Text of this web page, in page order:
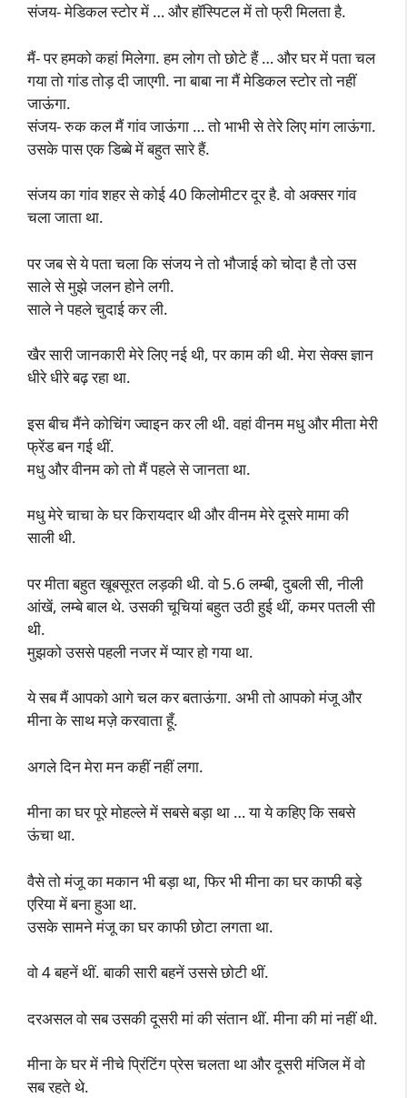
संजय- मेडिकल स्टोर में … और हॉस्पिटल में तो फ्री मिलता है.
मैं- पर हमको कहां मिलेगा. हम लोग तो छोटे हैं … और घर में पता चल
गया तो गांड तोड़ दी जाएगी. ना बाबा ना मैं मेडिकल स्टोर तो नहीं
जाऊंगा.
संजय- रुक कल मैं गांव जाऊंगा … तो भाभी से तेरे लिए मांग लाऊंगा.
उसके पास एक डिब्बे में बहुत सारे हैं.
संजय का गांव शहर से कोई 40 किलोमीटर दूर है. वो अक्सर गांव
चला जाता था.
पर जब से ये पता चला कि संजय ने तो भौजाई को चोदा है तो उस
साले से मुझे जलन होने लगी.
साले ने पहले चुदाई कर ली.
खैर सारी जानकारी मेरे लिए नई थी, पर काम की थी. मेरा सेक्स ज्ञान
धीरे धीरे बढ़ रहा था.
इस बीच मैंने कोचिंग ज्वाइन कर ली थी. वहां वीनम मधु और मीता मेरी
फ्रेंड बन गई थीं.
मधु और वीनम को तो मैं पहले से जानता था.
मधु मेरे चाचा के घर किरायदार थी और वीनम मेरे दूसरे मामा की
साली थी.
पर मीता बहुत खूबसूरत लड़की थी. वो 5.6 लम्बी, दुबली सी, नीली
आंखें, लम्बे बाल थे. उसकी चूचियां बहुत उठी हुई थीं, कमर पतली सी
थी.
मुझको उससे पहली नजर में प्यार हो गया था.
ये सब मैं आपको आगे चल कर बताऊंगा. अभी तो आपको मंजू और
मीना के साथ मज़े करवाता हूँ.
अगले दिन मेरा मन कहीं नहीं लगा.
मीना का घर पूरे मोहल्ले में सबसे बड़ा था … या ये कहिए कि सबसे
ऊंचा था.
वैसे तो मंजू का मकान भी बड़ा था, फिर भी मीना का घर काफी बड़े
एरिया में बना हुआ था.
उसके सामने मंजू का घर काफी छोटा लगता था.
वो 4 बहनें थीं. बाकी सारी बहनें उससे छोटी थीं.
दरअसल वो सब उसकी दूसरी मां की संतान थीं. मीना की मां नहीं थी.
मीना के घर में नीचे प्रिंटिंग प्रेस चलता था और दूसरी मंजिल में वो
सब रहते थे.